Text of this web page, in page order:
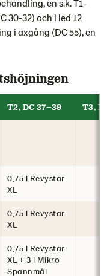
en s.k. T1-
30-32) och i led 12
i axgång (DC 55), en
T2, DC 37–39 T3,
0,75 l Revystar
XL
0,75 l Revystar
XL
0,75 l Revystar
XL + 3 l Mikro
Spannmål